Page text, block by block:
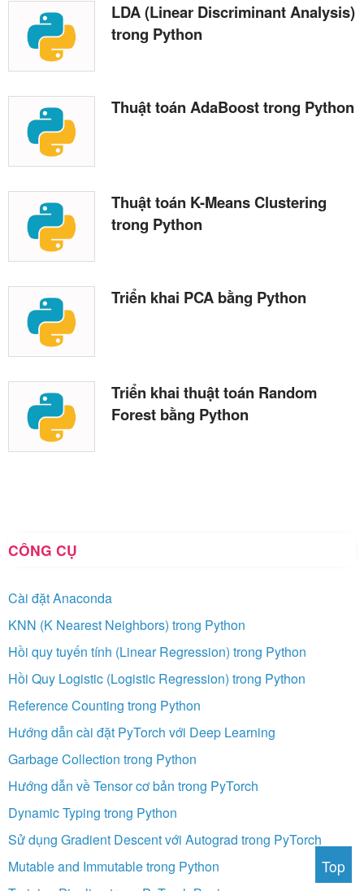
LDA (Linear Discriminant Analysis)
trong Python
Thuật toán AdaBoost trong Python
Thuật toán K-Means Clustering
trong Python
Triển khai PCA bằng Python
Triển khai thuật toán Random
Forest bằng Python
CÔNG CỤ
Cài đặt Anaconda
KNN (K Nearest Neighbors) trong Python
Hồi quy tuyến tính (Linear Regression) trong Python
Hồi Quy Logistic (Logistic Regression) trong Python
Reference Counting trong Python
Hướng dẫn cài đặt PyTorch với Deep Learning
Garbage Collection trong Python
Hướng dẫn về Tensor cơ bản trong PyTorch
Dynamic Typing trong Python
Sử dụng Gradient Descent với Autograd trong PyTorch
Mutable and Immutable trong Python
Top